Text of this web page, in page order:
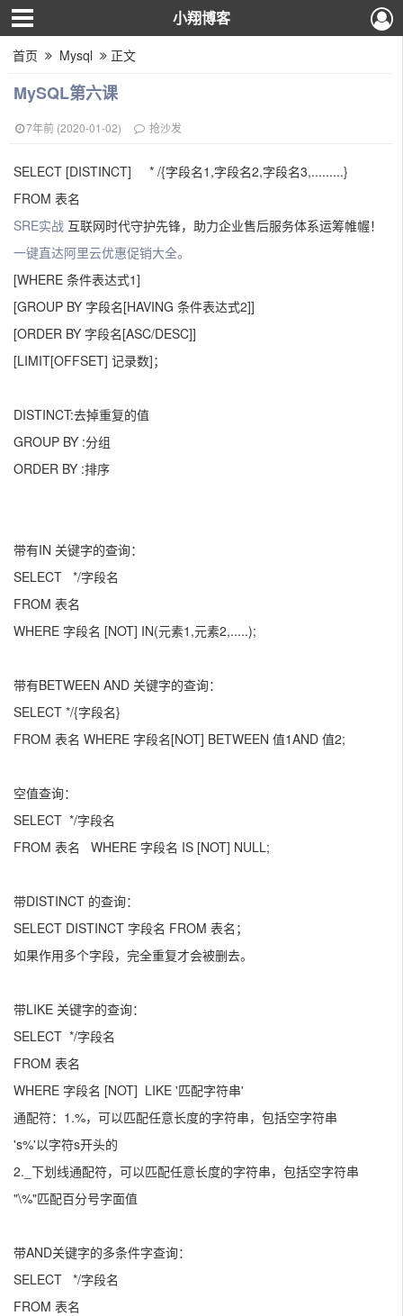
小翔博客
首页 Mysql 正文
MySQL第六课
7年前 (2020-01-02) 抢沙发
SELECT [DISTINCT] * /{字段名1,字段名2,字段名3,.........}
FROM 表名
SRE实战 互联网时代守护先锋，助力企业售后服务体系运筹帷幄！
一键直达阿里云优惠促销大全。
[WHERE 条件表达式1]
[GROUP BY 字段名[HAVING 条件表达式2]]
[ORDER BY 字段名[ASC/DESC]]
[LIMIT[OFFSET] 记录数]；
DISTINCT:去掉重复的值
GROUP BY :分组
ORDER BY :排序
带有IN 关键字的查询：
SELECT */字段名
FROM 表名
WHERE 字段名 [NOT] IN(元素1,元素2,.....);
带有BETWEEN AND 关键字的查询：
SELECT */{字段名}
FROM 表名 WHERE 字段名[NOT] BETWEEN 值1AND 值2;
空值查询：
SELECT */字段名
FROM 表名 WHERE 字段名 IS [NOT] NULL;
带DISTINCT 的查询：
SELECT DISTINCT 字段名 FROM 表名；
如果作用多个字段，完全重复才会被删去。
带LIKE 关键字的查询：
SELECT */字段名
FROM 表名
WHERE 字段名 [NOT] LIKE '匹配字符串'
通配符：1.%，可以匹配任意长度的字符串，包括空字符串
's%'以字符s开头的
2._下划线通配符，可以匹配任意长度的字符串，包括空字符串
"\%"匹配百分号字面值
带AND关键字的多条件字查询：
SELECT */字段名
FROM 表名